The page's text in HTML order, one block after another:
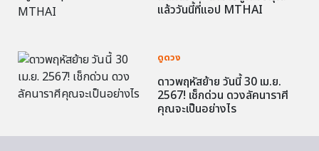
แล้ววันนี้ที่แอป MTHAI
ดูดวง
ดาวพฤหัสย้าย วันนี้ 30 เม.ย.
2567! เช็กด่วน ดวงลัคนาราศี
คุณจะเป็นอย่างไร